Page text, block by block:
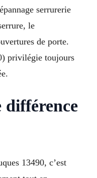
serrurerie
le
de porte.
privilégie toujours
13490, c’est